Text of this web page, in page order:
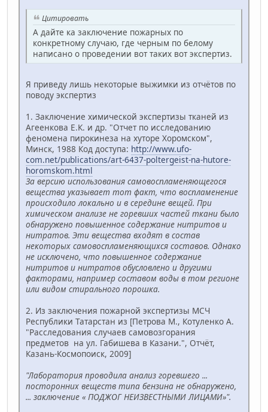
Цитировать
А дайте ка заключение пожарных по
конкретному случаю, где черным по белому
написано о проведении вот таких вот экспертиз.
Я приведу лишь некоторые выжимки из отчётов по
поводу экспертиз
1. Заключение химической экспертизы тканей из
Агеенкова Е.К. и др. "Отчет по исследованию
феномена пирокинеза на хуторе Хоромском",
Минск, 1988 Код доступа: http://www.ufo-
com.net/publications/art-6437-poltergeist-na-hutore-
horomskom.html
За версию использования самовоспламеняющегося
вещества указывает тот факт, что воспламенение
происходило локально и в середине вещей. При
химическом анализе не горевших частей ткани было
обнаружено повышенное содержание нитритов и
нитратов. Эти вещества входят в состав
некоторых самовоспламеняющихся составов. Однако
не исключено, что повышенное содержание
нитритов и нитратов обусловлено и другими
факторами, например составом воды в том регионе
или видом стирального порошка.
2. Из заключения пожарной экспертизы МСЧ
Республики Татарстан из [Петрова М., Котуленко А.
"Расследования случаев самовозгорания
предметов на ул. Габишева в Казани.", Отчёт,
Казань-Космопоиск, 2009]
"Лаборатория проводила анализ горевшего ...
посторонних веществ типа бензина не обнаружено,
... заключение « ПОДЖОГ НЕИЗВЕСТНЫМИ ЛИЦАМИ»".